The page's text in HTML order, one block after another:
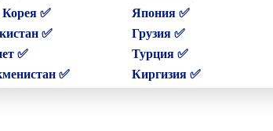
✅ Япония ✅
✅ Грузия ✅
✅ Турция ✅
✅ Киргизия ✅